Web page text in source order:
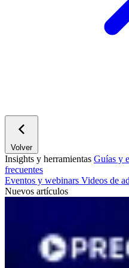
Volver
Insights y herramientas Guías y
frecuentes
Eventos y webinars Videos de
Nuevos artículos